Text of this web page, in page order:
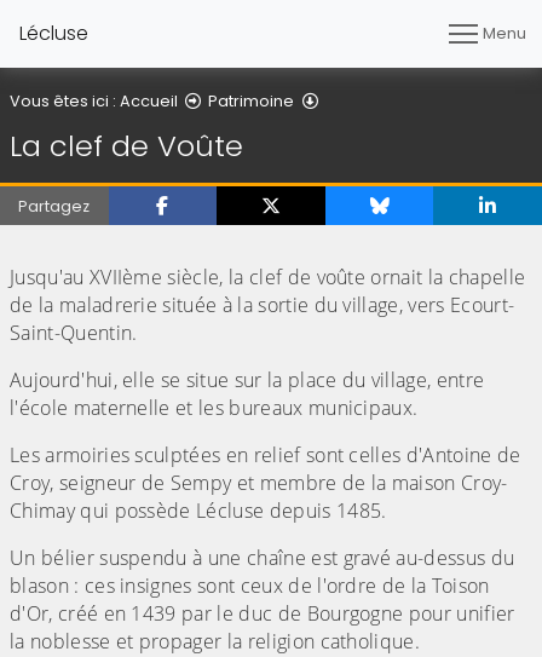
Lécluse Menu
Vous êtes ici : Accueil Patrimoine
La clef de Voûte
Partagez
Jusqu'au XVIIème siècle, la clef de voûte ornait la chapelle
de la maladrerie située à la sortie du village, vers Ecourt-
Saint-Quentin.
Aujourd'hui, elle se situe sur la place du village, entre
l'école maternelle et les bureaux municipaux.
Les armoiries sculptées en relief sont celles d'Antoine de
Croy, seigneur de Sempy et membre de la maison Croy-
Chimay qui possède Lécluse depuis 1485.
Un bélier suspendu à une chaîne est gravé au-dessus du
blason : ces insignes sont ceux de l'ordre de la Toison
d'Or, créé en 1439 par le duc de Bourgogne pour unifier
la noblesse et propager la religion catholique.